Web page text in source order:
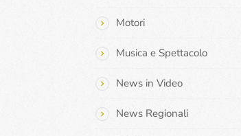
Motori
Musica e Spettacolo
News in Video
News Regionali